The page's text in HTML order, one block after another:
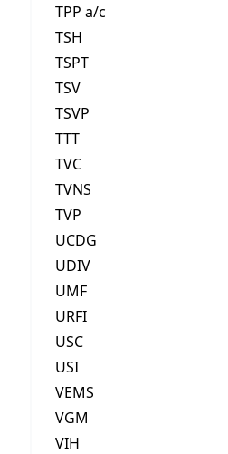
TPP a/c
TSH
TSPT
TSV
TSVP
TTT
TVC
TVNS
TVP
UCDG
UDIV
UMF
URFI
USC
USI
VEMS
VGM
VIH